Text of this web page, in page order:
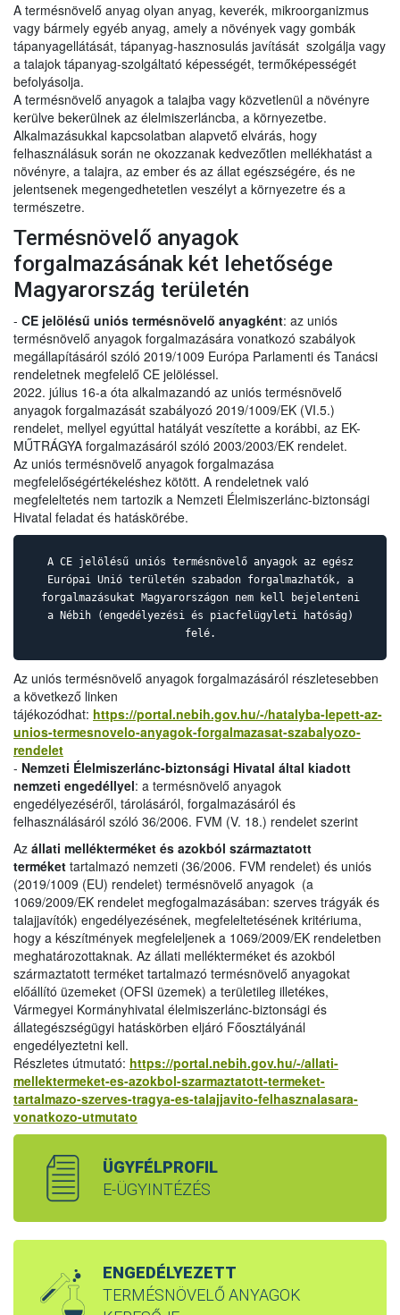
A termésnövelő anyag olyan anyag, keverék, mikroorganizmus
vagy bármely egyéb anyag, amely a növények vagy gombák
tápanyagellátását, tápanyag-hasznosulás javítását szolgálja vagy
a talajok tápanyag-szolgáltató képességét, termőképességét
befolyásolja.
A termésnövelő anyagok a talajba vagy közvetlenül a növényre
kerülve bekerülnek az élelmiszerláncba, a környezetbe.
Alkalmazásukkal kapcsolatban alapvető elvárás, hogy
felhasználásuk során ne okozzanak kedvezőtlen mellékhatást a
növényre, a talajra, az ember és az állat egészségére, és ne
jelentsenek megengedhetetlen veszélyt a környezetre és a
természetre.
Termésnövelő anyagok
forgalmazásának két lehetősége
Magyarország területén
- CE jelölésű uniós termésnövelő anyagként: az uniós
termésnövelő anyagok forgalmazására vonatkozó szabályok
megállapításáról szóló 2019/1009 Európa Parlamenti és Tanácsi
rendeletnek megfelelő CE jelöléssel.
2022. július 16-a óta alkalmazandó az uniós termésnövelő
anyagok forgalmazását szabályozó 2019/1009/EK (VI.5.)
rendelet, mellyel egyúttal hatályát veszítette a korábbi, az EK-
MŰTRÁGYA forgalmazásáról szóló 2003/2003/EK rendelet.
Az uniós termésnövelő anyagok forgalmazása
megfelelőségértékeléshez kötött. A rendeletnek való
megfeleltetés nem tartozik a Nemzeti Élelmiszerlánc-biztonsági
Hivatal feladat és hatáskörébe.
A CE jelölésű uniós termésnövelő anyagok az egész
Európai Unió területén szabadon forgalmazhatók, a
forgalmazásukat Magyarországon nem kell bejelenteni
a Nébih (engedélyezési és piacfelügyleti hatóság)
felé.
Az uniós termésnövelő anyagok forgalmazásáról részletesebben
a következő linken
tájékozódhat: https://portal.nebih.gov.hu/-/hatalyba-lepett-az-
unios-termesnovelo-anyagok-forgalmazasat-szabalyozo-
rendelet
- Nemzeti Élelmiszerlánc-biztonsági Hivatal által kiadott
nemzeti engedéllyel: a termésnövelő anyagok
engedélyezéséről, tárolásáról, forgalmazásáról és
felhasználásáról szóló 36/2006. FVM (V. 18.) rendelet szerint
Az állati mellékterméket és azokból származtatott
terméket tartalmazó nemzeti (36/2006. FVM rendelet) és uniós
(2019/1009 (EU) rendelet) termésnövelő anyagok (a
1069/2009/EK rendelet megfogalmazásában: szerves trágyák és
talajjavítók) engedélyezésének, megfeleltetésének kritériuma,
hogy a készítmények megfeleljenek a 1069/2009/EK rendeletben
meghatározottaknak. Az állati mellékterméket és azokból
származtatott terméket tartalmazó termésnövelő anyagokat
előállító üzemeket (OFSI üzemek) a területileg illetékes,
Vármegyei Kormányhivatal élelmiszerlánc-biztonsági és
állategészségügyi hatáskörben eljáró Főosztályánál
engedélyeztetni kell.
Részletes útmutató: https://portal.nebih.gov.hu/-/allati-
mellektermeket-es-azokbol-szarmaztatott-termeket-
tartalmazo-szerves-tragya-es-talajjavito-felhasznalasara-
vonatkozo-utmutato
ÜGYFÉLPROFIL
E-ÜGYINTÉZÉS
ENGEDÉLYEZETT
TERMÉSNÖVELŐ ANYAGOK